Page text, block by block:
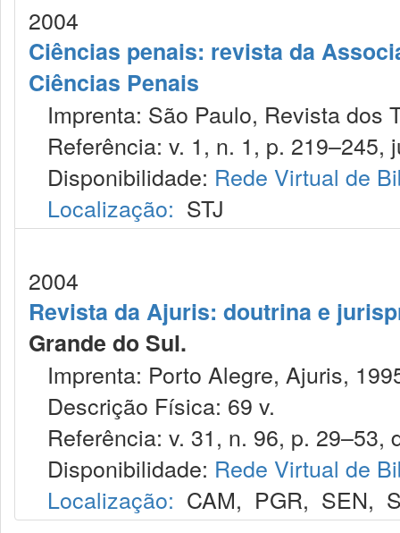
2004
Ciências penais: revista da
Ciências Penais
Imprenta: São Paulo, Revista dos
Referência: v. 1, n. 1, p. 219–245,
Disponibilidade: Rede Virtual de
Localização: STJ
2004
Revista da Ajuris: doutrina e
Grande do Sul.
Imprenta: Porto Alegre, Ajuris,
Descrição Física: 69 v.
Referência: v. 31, n. 96, p. 29–53,
Disponibilidade: Rede Virtual de
Localização: CAM, PGR, SEN,